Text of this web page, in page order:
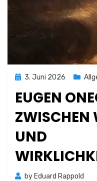
Posted
3. Juni 2026
EUGEN
ZWISCHEN
UND
by Eduard Rappold